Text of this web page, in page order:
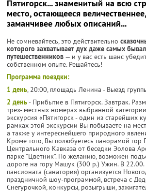
Пятигорск... знаменитый на всю
место, остающееся
заманчивее любых описаний...
Не сомневайтесь, это действительно
которого захватывает дух даже самых
путешественников — и у вас есть шанс
собственном опыте. Решайтесь!
Программа поездки:
1 день, 20:00, площадь Ленина - Выезд
2 день- Прибытие в Пятигорск. Завтрак.
трех- местных номерах выбранной
экскурсия «Пятигорск - один из старейших
рамках этой экскурсии Вы побываете на
а также у интереснейшего природного
Кроме того, Вы полюбуетесь панорамой гор
Центрального Кавказа от беседки Эолова
парке "Цветник". По желанию, возможен
дороге на гору Машук (300 р.) Ужин. В 22.00.
пансионата (санатория) организуется
праздничной шоу-программой, встреча с
Снегурочкой, конкурсы, розыгрыши,